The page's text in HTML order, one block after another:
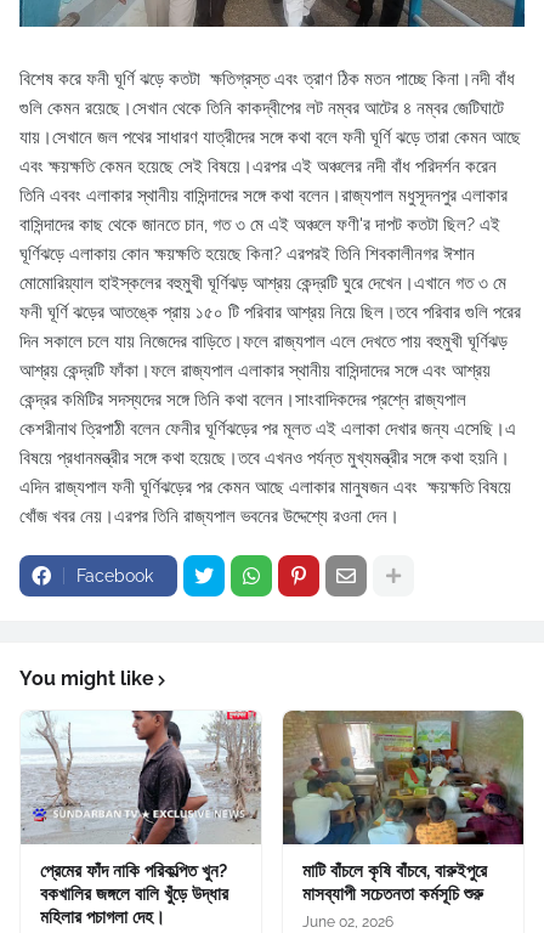
বিশেষ করে ফনী ঘূর্ণি ঝড়ে কতটা ক্ষতিগ্রস্ত এবং ত্রাণ ঠিক মতন পাচ্ছে কিনা।নদী বাঁধ
গুলি কেমন রয়েছে।সেখান থেকে তিনি কাকদ্বীপের লট নম্বর আটের ৪ নম্বর জেটিঘাটে
যায়।সেখানে জল পথের সাধারণ যাত্রীদের সঙ্গে কথা বলে ফনী ঘূর্ণি ঝড়ে তারা কেমন আছে
এবং ক্ষয়ক্ষতি কেমন হয়েছে সেই বিষয়ে।এরপর এই অঞ্চলের নদী বাঁধ পরিদর্শন করেন
তিনি এববং এলাকার স্থানীয় বাসিন্দাদের সঙ্গে কথা বলেন।রাজ্যপাল মধুসূদনপুর এলাকার
বাসিন্দাদের কাছ থেকে জানতে চান, গত ৩ মে এই অঞ্চলে ফণী'র দাপট কতটা ছিল? এই
ঘূর্ণিঝড়ে এলাকায় কোন ক্ষয়ক্ষতি হয়েছে কিনা? এরপরই তিনি শিবকালীনগর ঈশান
মোমোরিয়্যাল হাইস্কলের বহুমুখী ঘূর্ণিঝড় আশ্রয় কেন্দ্রটি ঘুরে দেখেন।এখানে গত ৩ মে
ফনী ঘূর্ণি ঝড়ের আতঙ্কে প্রায় ১৫০ টি পরিবার আশ্রয় নিয়ে ছিল।তবে পরিবার গুলি পরের
দিন সকালে চলে যায় নিজেদের বাড়িতে।ফলে রাজ্যপাল এলে দেখতে পায় বহুমুখী ঘূর্ণিঝড়
আশ্রয় কেন্দ্রটি ফাঁকা।ফলে রাজ্যপাল এলাকার স্থানীয় বাসিন্দাদের সঙ্গে এবং আশ্রয়
কেন্দ্রর কমিটির সদস্যদের সঙ্গে তিনি কথা বলেন।সাংবাদিকদের প্রশ্নে রাজ্যপাল
কেশরীনাথ ত্রিপাঠী বলেন ফেনীর ঘূর্ণিঝড়ের পর মূলত এই এলাকা দেখার জন্য এসেছি।এ
বিষয়ে প্রধানমন্ত্রীর সঙ্গে কথা হয়েছে।তবে এখনও পর্যন্ত মুখ্যমন্ত্রীর সঙ্গে কথা হয়নি।
এদিন রাজ্যপাল ফনী ঘূর্ণিঝড়ের পর কেমন আছে এলাকার মানুষজন এবং ক্ষয়ক্ষতি বিষয়ে
খোঁজ খবর নেয়।এরপর তিনি রাজ্যপাল ভবনের উদ্দেশ্যে রওনা দেন।
Facebook
You might like
প্রেমের ফাঁদ নাকি পরিকল্পিত খুন?
বকখালির জঙ্গলে বালি খুঁড়ে উদ্ধার
মহিলার পচাগলা দেহ।
মাটি বাঁচলে কৃষি বাঁচবে, বারুইপুরে
মাসব্যাপী সচেতনতা কর্মসূচি শুরু
June 02, 2026